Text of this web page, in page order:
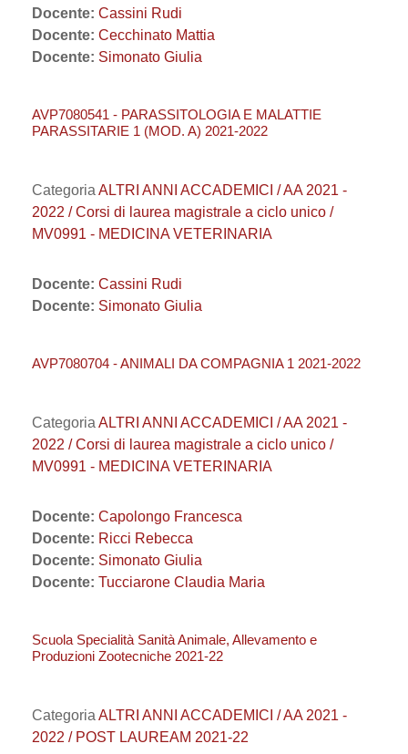
Docente: Cassini Rudi
Docente: Cecchinato Mattia
Docente: Simonato Giulia
AVP7080541 - PARASSITOLOGIA E MALATTIE
PARASSITARIE 1 (MOD. A) 2021-2022
Categoria ALTRI ANNI ACCADEMICI / AA 2021 -
2022 / Corsi di laurea magistrale a ciclo unico /
MV0991 - MEDICINA VETERINARIA
Docente: Cassini Rudi
Docente: Simonato Giulia
AVP7080704 - ANIMALI DA COMPAGNIA 1 2021-2022
Categoria ALTRI ANNI ACCADEMICI / AA 2021 -
2022 / Corsi di laurea magistrale a ciclo unico /
MV0991 - MEDICINA VETERINARIA
Docente: Capolongo Francesca
Docente: Ricci Rebecca
Docente: Simonato Giulia
Docente: Tucciarone Claudia Maria
Scuola Specialità Sanità Animale, Allevamento e
Produzioni Zootecniche 2021-22
Categoria ALTRI ANNI ACCADEMICI / AA 2021 -
2022 / POST LAUREAM 2021-22